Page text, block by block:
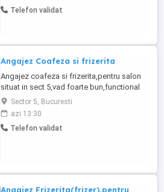
uneori gătit, ofer 1000 RON pe lună, ofer și
Telefon validat
Angajez Coafeza si frizerita
Angajez coafeza si frizerita,pentru salon
situat in sect 5,vad foarte bun,functional
de 20 ani. Relatii la tel
Sector 5, Bucuresti
azi 13:30
Telefon validat
Angajez Frizerita(frizer),pentru